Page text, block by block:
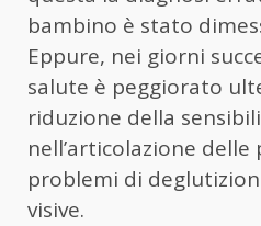
bambino è stato
Eppure, nei giorni
salute è peggiorato
riduzione della
nell’articolazione
problemi di
visive.